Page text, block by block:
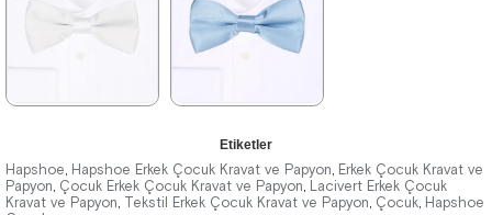
%42İndirim Tükeniyor %42İndirim
219,90 ₺
379,90 ₺
★ ★ ★
219,90 ₺
379,90 ₺
Etiketler
Hapshoe, Hapshoe Erkek Çocuk Kravat ve Papyon, Erkek Çocuk Kravat ve
Papyon, Çocuk Erkek Çocuk Kravat ve Papyon, Lacivert Erkek Çocuk
Kravat ve Papyon, Tekstil Erkek Çocuk Kravat ve Papyon, Çocuk, Hapshoe